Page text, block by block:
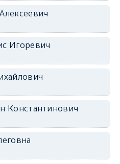
Игоревич
Константинович